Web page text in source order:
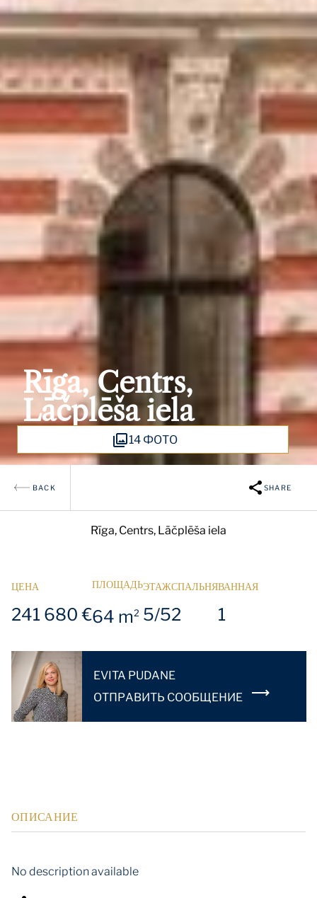
Rīga, Centrs,
Lāčplēša iela
14 ФОТО
BACK SHARE
Rīga, Centrs, Lāčplēša iela
ЦЕНА
241 680 €
ПЛОЩАДЬ
64 m2
ЭТАЖ
5/5
СПАЛЬНЯ
2
ВАННАЯ
1
EVITA PUDANE
OТПРАВИТЬ СООБЩЕНИЕ
ОПИСАНИЕ
No description available